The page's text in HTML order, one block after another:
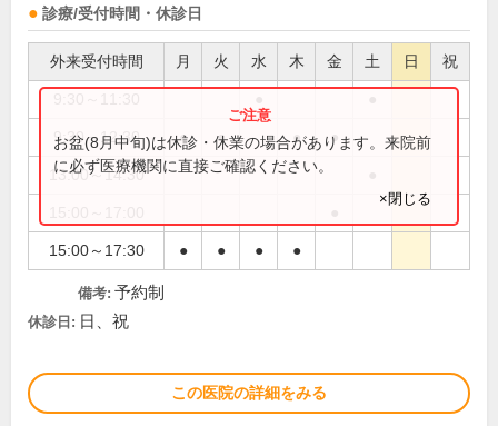
診療/受付時間・休診日
外来受付時間 月 火 水 木 金 土 日 祝
9:30～12:30 ● ● ● ●
13:00～14:30
15:00～17:30 ● ● ● ●
お盆(8月中旬)は休診・休業の場合があります。来院前
に必ず医療機関に直接ご確認ください。
×閉じる
備考: 予約制
休診日: 日、祝
この医院の詳細をみる